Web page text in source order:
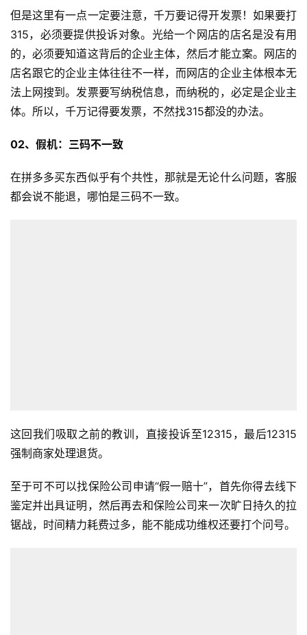
境
百
科
社
营
跨
但是这里有一点一定要注意，千万要记得开发票！如果要打
315，必须要提供投诉对象。光给一个网店的店名是没有用
的，必须要知道这背后的企业主体，然后才能立案。网店的
店名跟它的企业主体往往不一样，而网店的企业主体根本无
法上网搜到。发票要写纳税信息，而纳税的，必定是企业主
体。所以，千万记得要发票，不然找315都没的办法。
02、假机：三码不一致
在拼多多买东西似乎有个共性，那就是无论什么问题，客服
都会说不能退，哪怕是三码不一致。
这回我们吸取之前的教训，直接投诉至12315，最后12315
强制商家处理退货。
至于可不可以找保险公司申请“假一赔十”，首先你得去线下
鉴定并出具证明，然后再去和保险公司来一次旷日持久的拉
锯战，时间精力耗费过多，能不能成功维权还要打个问号。